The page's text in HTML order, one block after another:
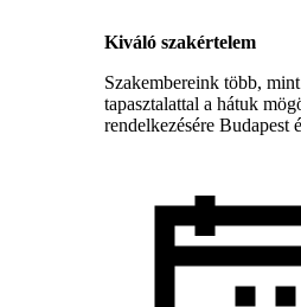
Kiváló szakértelem
Szakembereink több,
tapasztalattal a hátuk
rendelkezésére Budapest